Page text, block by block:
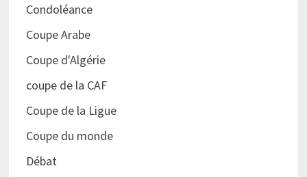
Condoléance
Coupe Arabe
Coupe d'Algérie
coupe de la CAF
Coupe de la Ligue
Coupe du monde
Débat